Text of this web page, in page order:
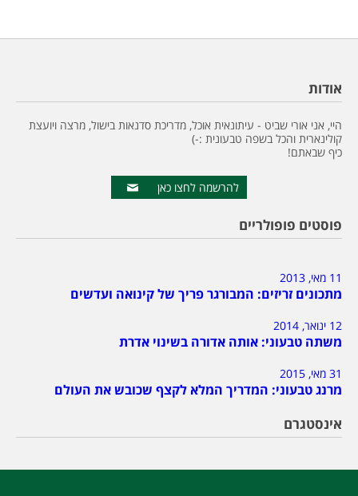
אודות
היי, אני אורי שביט - עיתונאית אוכל, מדריכת סדנאות בישול, מרצה ויועצת
קולינארית והכל בשפה טבעונית :-)
כיף שבאתם!
להרשמה לחצו כאן
פוסטים פופולריים
11 מאי, 2013
מתכונים זריזים: המבורגר פריך של קינואה ועדשים
12 ינואר, 2014
משתה טבעוני: אותה אדורה בשינוי אדרת
31 מאי, 2015
מרנג טבעוני: המדריך המלא לקצף שכובש את העולם
אינסטגרם